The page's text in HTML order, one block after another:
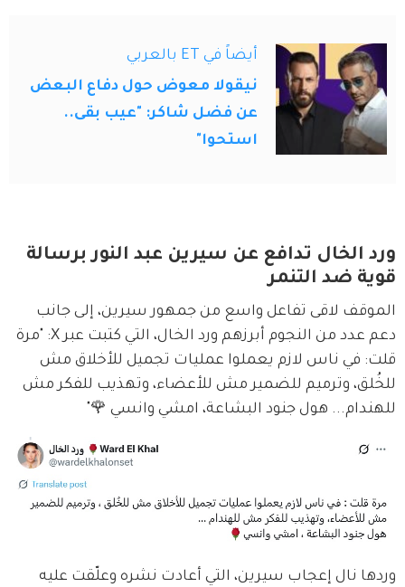
أيضاً في ET بالعربي
نيقولا معوض حول دفاع البعض
عن فضل شاكر: "عيب بقى..
استحوا"
ورد الخال تدافع عن سيرين عبد النور برسالة
قوية ضد التنمر
الموقف لاقى تفاعل واسع من جمهور سيرين، إلى جانب
دعم عدد من النجوم أبرزهم ورد الخال، التي كتبت عبر X: "مرة
قلت: في ناس لازم يعملوا عمليات تجميل للأخلاق مش
للخُلق، وترميم للضمير مش للأعضاء، وتهذيب للفكر مش
للهندام... هول جنود البشاعة، امشي وانسي 🌹"
وردها نال إعجاب سيرين، التي أعادت نشره وعلّقت عليه